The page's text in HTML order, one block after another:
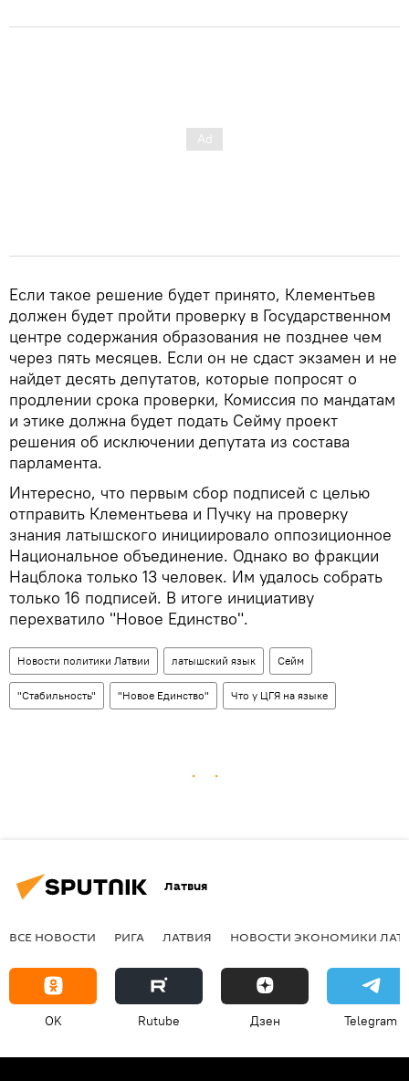
Если такое решение будет принято, Клементьев
должен будет пройти проверку в Государственном
центре содержания образования не позднее чем
через пять месяцев. Если он не сдаст экзамен и не
найдет десять депутатов, которые попросят о
продлении срока проверки, Комиссия по мандатам
и этике должна будет подать Сейму проект
решения об исключении депутата из состава
парламента.
Интересно, что первым сбор подписей с целью
отправить Клементьева и Пучку на проверку
знания латышского инициировало оппозиционное
Национальное объединение. Однако во фракции
Нацблока только 13 человек. Им удалось собрать
только 16 подписей. В итоге инициативу
перехватило "Новое Единство".
Новости политики Латвии латышский язык Сейм
"Стабильность" "Новое Единство" Что у ЦГЯ на языке
Латвия
ВСЕ НОВОСТИ РИГА ЛАТВИЯ НОВОСТИ ЭКОНОМИКИ
OK Rutube Дзен Telegram